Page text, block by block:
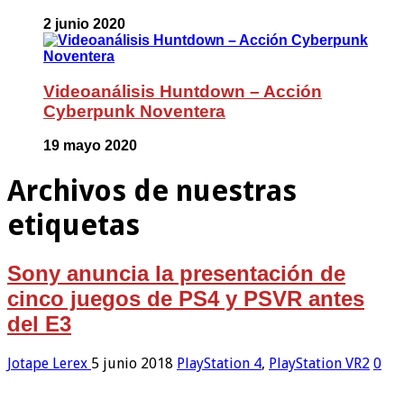
2 junio 2020
Videoanálisis Huntdown – Acción
Cyberpunk Noventera
19 mayo 2020
Archivos de nuestras
etiquetas
Sony anuncia la presentación de
cinco juegos de PS4 y PSVR antes
del E3
Jotape Lerex 5 junio 2018 PlayStation 4, PlayStation VR2 0